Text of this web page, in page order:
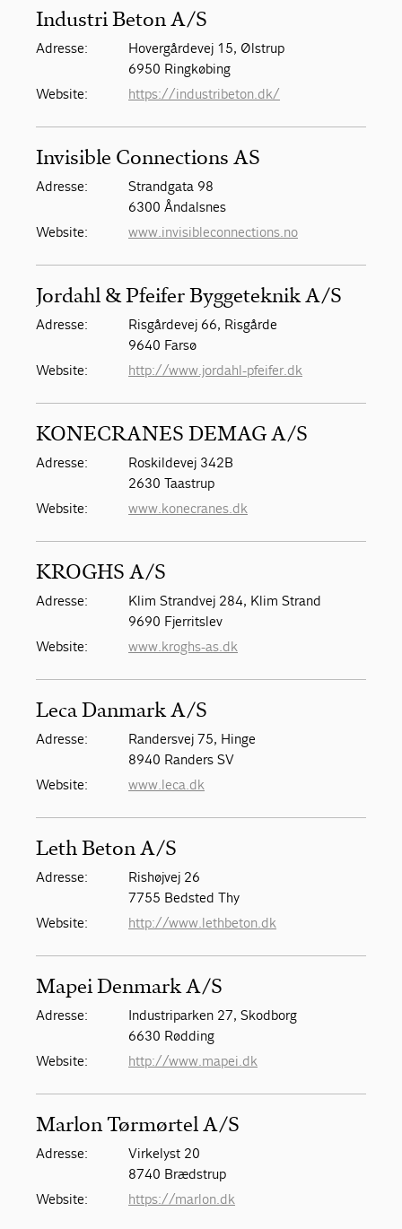
Industri Beton A/S
Adresse:
Hovergårdevej 15, Ølstrup
6950 Ringkøbing
Website:
https://industribeton.dk/
Invisible Connections AS
Adresse:
Strandgata 98
6300 Åndalsnes
Website:
www.invisibleconnections.no
Jordahl & Pfeifer Byggeteknik A/S
Adresse:
Risgårdevej 66, Risgårde
9640 Farsø
Website:
http://www.jordahl-pfeifer.dk
KONECRANES DEMAG A/S
Adresse:
Roskildevej 342B
2630 Taastrup
Website:
www.konecranes.dk
KROGHS A/S
Adresse:
Klim Strandvej 284, Klim Strand
9690 Fjerritslev
Website:
www.kroghs-as.dk
Leca Danmark A/S
Adresse:
Randersvej 75, Hinge
8940 Randers SV
Website:
www.leca.dk
Leth Beton A/S
Adresse:
Rishøjvej 26
7755 Bedsted Thy
Website:
http://www.lethbeton.dk
Mapei Denmark A/S
Adresse:
Industriparken 27, Skodborg
6630 Rødding
Website:
http://www.mapei.dk
Marlon Tørmørtel A/S
Adresse:
Virkelyst 20
8740 Brædstrup
Website:
https://marlon.dk